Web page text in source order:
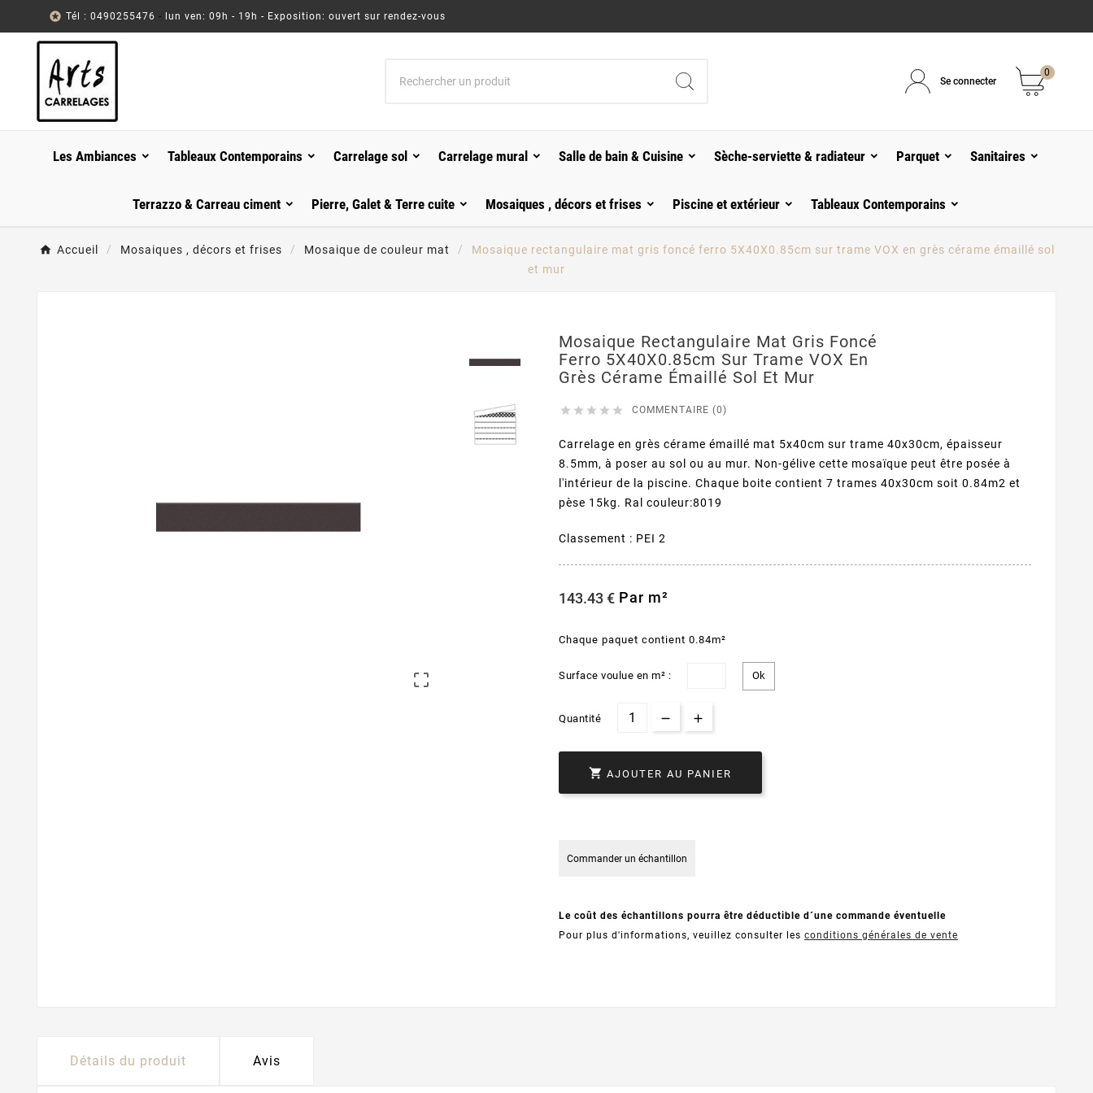
 Tél : 0490255476 - lun ven: 09h - 19h - Exposition: ouvert sur rendez-vous
Se connecter
0
Les Ambiances Tableaux Contemporains Carrelage sol Carrelage mural Salle de bain & Cuisine Sèche-serviette & radiateur Parquet Sanitaires
Terrazzo & Carreau ciment Pierre, Galet & Terre cuite Mosaiques , décors et frises Piscine et extérieur Tableaux Contemporains
Accueil Mosaiques , décors et frises Mosaique de couleur mat
Mosaique rectangulaire mat gris foncé ferro 5X40X0.85cm sur trame VOX en grès cérame émaillé sol
et mur

Mosaique Rectangulaire Mat Gris Foncé
Ferro 5X40X0.85cm Sur Trame VOX En
Grès Cérame Émaillé Sol Et Mur
     COMMENTAIRE (0)
Carrelage en grès cérame émaillé mat 5x40cm sur trame 40x30cm, épaisseur
8.5mm, à poser au sol ou au mur. Non-gélive cette mosaïque peut être posée à
l'intérieur de la piscine. Chaque boite contient 7 trames 40x30cm soit 0.84m2 et
pèse 15kg. Ral couleur:8019
Classement : PEI 2
143.43 € Par m²
Chaque paquet contient 0.84m²
Surface voulue en m² :
Quantité
 AJOUTER AU PANIER
Commander un échantillon
Le coût des échantillons pourra être déductible d´une commande éventuelle
Pour plus d'informations, veuillez consulter les conditions générales de vente
Détails du produit Avis